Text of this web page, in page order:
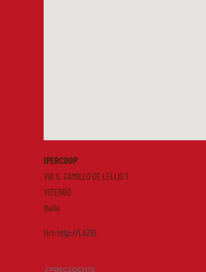
IPERCOOP
VIA S. CAMILLO DE LELLIS 1
VITERBO
Italia
Url: http://LAZIO
PRECEDENTE